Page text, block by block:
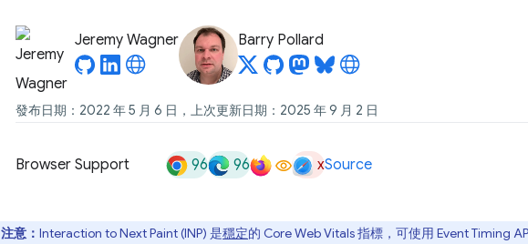
Jeremy Wagner Barry Pollard
發布日期：2022 年 5 月 6 日，上次更新日期：2025 年 9 月 2 日
Browser Support 96 96 xSource
注意： Interaction to Next Paint (INP) 是穩定的 Core Web Vitals 指標，可使用 Event Timing